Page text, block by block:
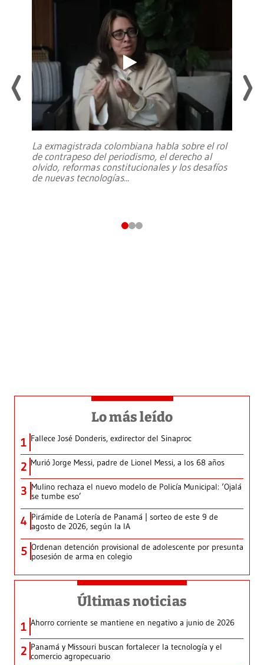
La exmagistrada colombiana habla sobre el rol
de contrapeso del periodismo, el derecho al
olvido, reformas constitucionales y los desafíos
de nuevas tecnologías...
Lo más leído
1 Fallece José Donderis, exdirector del Sinaproc
2 Murió Jorge Messi, padre de Lionel Messi, a los 68 años
3 Mulino rechaza el nuevo modelo de Policía Municipal: ‘Ojalá
se tumbe eso’
4 Pirámide de Lotería de Panamá | sorteo de este 9 de
agosto de 2026, según la IA
5 Ordenan detención provisional de adolescente por presunta
posesión de arma en colegio
Últimas noticias
1 Ahorro corriente se mantiene en negativo a junio de 2026
2 Panamá y Missouri buscan fortalecer la tecnología y el
comercio agropecuario